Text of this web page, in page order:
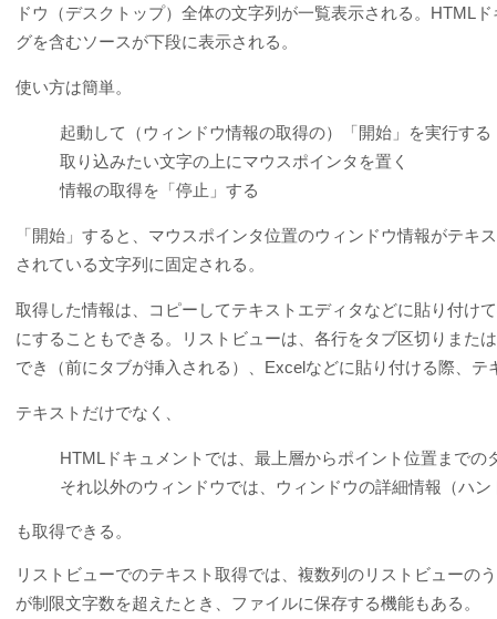
ドウ（デスクトップ）全体の文字列が一覧表示される。HTML
グを含むソースが下段に表示される。
使い方は簡単。
起動して（ウィンドウ情報の取得の）「開始」を実行する
取り込みたい文字の上にマウスポインタを置く
情報の取得を「停止」する
「開始」すると、マウスポインタ位置のウィンドウ情報がテ
されている文字列に固定される。
取得した情報は、コピーしてテキストエディタなどに貼り付け
にすることもできる。リストビューは、各行をタブ区切りまた
でき（前にタブが挿入される）、Excelなどに貼り付ける際、
テキストだけでなく、
HTMLドキュメントでは、最上層からポイント位置までの
それ以外のウィンドウでは、ウィンドウの詳細情報（ハ
も取得できる。
リストビューでのテキスト取得では、複数列のリストビューの
が制限文字数を超えたとき、ファイルに保存する機能もある。